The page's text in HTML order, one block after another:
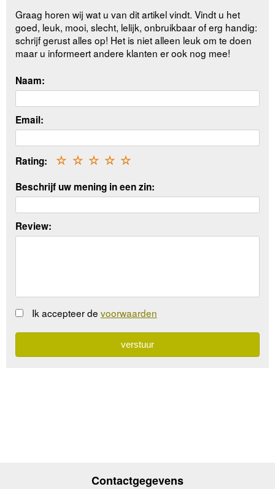
Graag horen wij wat u van dit artikel vindt. Vindt u het
goed, leuk, mooi, slecht, lelijk, onbruikbaar of erg handig:
schrijf gerust alles op! Het is niet alleen leuk om te doen
maar u informeert andere klanten er ook nog mee!
Naam:
Email:
Rating: ☆
☆
☆
☆
☆
Beschrijf uw mening in een zin:
Review:
Ik accepteer de voorwaarden
Contactgegevens